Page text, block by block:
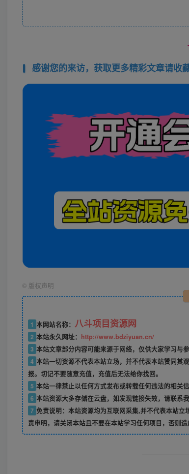
感谢您的来访，获取更多精彩文章请收
© 版权声明
1 本网站名称： 八斗项目资源网
2 本站永久网址： http://www.bdziyuan.cn/
3 本站文章部分内容可能来源于网络，仅供大家学习与
4 本站一切资源不代表本站立场，并不代表本站赞同其
报。切记不要随意充值，充值后无法给你找回。
5 本站一律禁止以任何方式发布或转载任何违法的相关
6 本站资源大多存储在云盘，如发现链接失效，请联系
7 免责说明：本站资源均为互联网采集,并不代表本站
责申明，请关闭本站且不要在本站学习任何项目，否则造